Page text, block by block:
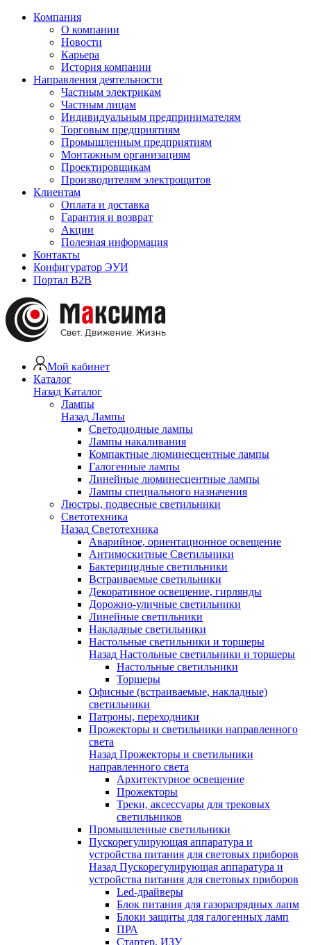
Компания
О компании
Новости
Карьера
История компании
Направления деятельности
Частным электрикам
Частным лицам
Индивидуальным предпринимателям
Торговым предприятиям
Промышленным предприятиям
Монтажным организациям
Проектировщикам
Производителям электрощитов
Клиентам
Оплата и доставка
Гарантия и возврат
Акции
Полезная информация
Контакты
Конфигуратор ЭУИ
Портал B2B
Мой кабинет
Каталог
Назад Каталог
Лампы
Назад Лампы
Светодиодные лампы
Лампы накаливания
Компактные люминесцентные лампы
Галогенные лампы
Линейные люминесцентные лампы
Лампы специального назначения
Люстры, подвесные светильники
Светотехника
Назад Светотехника
Аварийное, ориентационное освещение
Антимоскитные Светильники
Бактерицидные светильники
Встраиваемые светильники
Декоративное освещение, гирлянды
Дорожно-уличные светильники
Линейные светильники
Накладные светильники
Настольные светильники и торшеры
Назад Настольные светильники и торшеры
Настольные светильники
Торшеры
Офисные (встраиваемые, накладные)
светильники
Патроны, переходники
Прожекторы и светильники направленного
света
Назад Прожекторы и светильники
направленного света
Архитектурное освещение
Прожекторы
Треки, аксессуары для трековых
светильников
Промышленные светильники
Пускорегулирующая аппаратура и
устройства питания для световых приборов
Назад Пускорегулирующая аппаратура и
устройства питания для световых приборов
Led-драйверы
Блок питания для газоразрядных лапм
Блоки защиты для галогенных ламп
ПРА
Стартер, ИЗУ